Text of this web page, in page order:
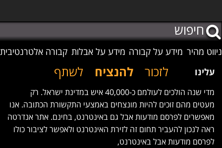
ניווט מהיר מידע על קבורה מידע על אבלות קבורה אלטרנטיבית
לזכור להנציח לשתף עלינו
מדי שנה הולכים לעולמם כ-40,000 איש במדינת ישראל. רק
מעטים מהם זוכים להיות מונצחים באמצעי התקשורת הכתובה. אנו
מאפשרים לפרסם מודעות אבל גם באינטרנט, בחינם. אתר אנדרטה
ראה לנכון להעביר תחום זה לזירת האינטרנט ולאפשר לציבור כולו
לפרסם מודעות אבל באינטרנט,